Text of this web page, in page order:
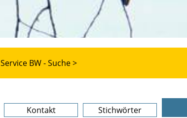
Service BW - Suche >
Kontakt Stichwörter